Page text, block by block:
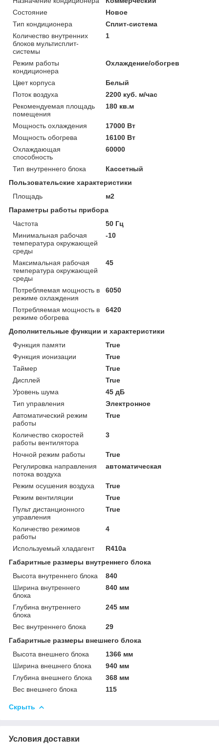
Состояние
Новое
Тип кондиционера
Сплит-система
Количество внутренних
блоков мультисплит-
системы
1
Режим работы
кондиционера
Охлаждение/обогрев
Цвет корпуса
Белый
Поток воздуха
2200 куб. м/час
Рекомендуемая площадь
помещения
180 кв.м
Мощность охлаждения
17000 Вт
Мощность обогрева
16100 Вт
Охлаждающая
способность
60000
Тип внутреннего блока
Кассетный
Пользовательские характеристики
Площадь
м2
Параметры работы прибора
Частота
50 Гц
Минимальная рабочая
температура окружающей
среды
-10
Максимальная рабочая
температура окружающей
среды
45
Потребляемая мощность в
режиме охлаждения
6050
Потребляемая мощность в
режиме обогрева
6420
Дополнительные функции и характеристики
Функция памяти
True
Функция ионизации
True
Таймер
True
Дисплей
True
Уровень шума
45 дБ
Тип управления
Электронное
Автоматический режим
работы
True
Количество скоростей
работы вентилятора
3
Ночной режим работы
True
Регулировка направления
потока воздуха
автоматическая
Режим осушения воздуха
True
Режим вентиляции
True
Пульт дистанционного
управления
True
Количество режимов
работы
4
Используемый хладагент
R410a
Габаритные размеры внутреннего блока
Высота внутреннего блока
840
Ширина внутреннего
блока
840 мм
Глубина внутреннего
блока
245 мм
Вес внутреннего блока
29
Габаритные размеры внешнего блока
Высота внешнего блока
1366 мм
Ширина внешнего блока
940 мм
Глубина внешнего блока
368 мм
Вес внешнего блока
115
Скрыть
Условия доставки